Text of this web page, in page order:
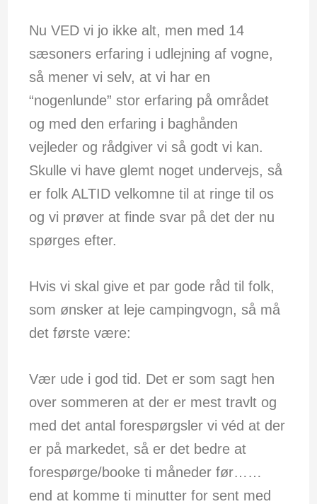
Nu VED vi jo ikke alt, men med 14
sæsoners erfaring i udlejning af vogne,
så mener vi selv, at vi har en
“nogenlunde” stor erfaring på området
og med den erfaring i baghånden
vejleder og rådgiver vi så godt vi kan.
Skulle vi have glemt noget undervejs, så
er folk ALTID velkomne til at ringe til os
og vi prøver at finde svar på det der nu
spørges efter.
Hvis vi skal give et par gode råd til folk,
som ønsker at leje campingvogn, så må
det første være:
Vær ude i god tid. Det er som sagt hen
over sommeren at der er mest travlt og
med det antal forespørgsler vi véd at der
er på markedet, så er det bedre at
forespørge/booke ti måneder før……
end at komme ti minutter for sent med